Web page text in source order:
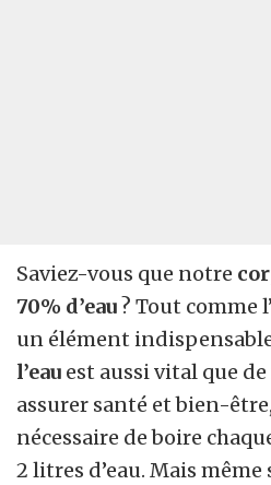
Saviez-vous que notre
70% d’eau ? Tout comme
un élément
l’eau est aussi vital que
assurer santé et bien-
nécessaire de boire
2 litres d’eau. Mais même